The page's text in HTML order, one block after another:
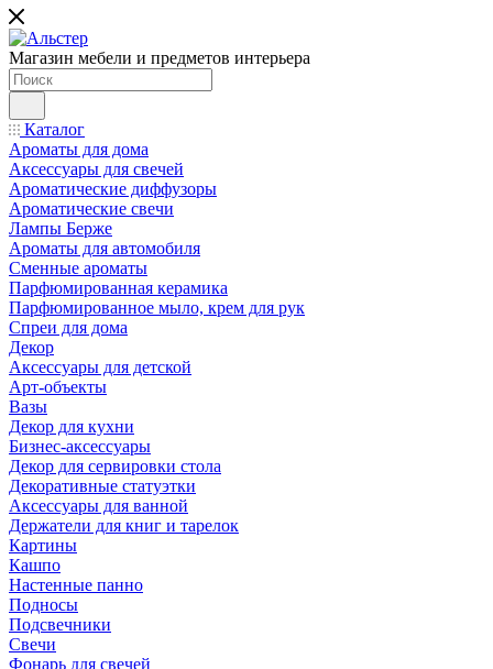
Магазин мебели и предметов интерьера
Каталог
Ароматы для дома
Аксессуары для свечей
Ароматические диффузоры
Ароматические свечи
Лампы Берже
Ароматы для автомобиля
Сменные ароматы
Парфюмированная керамика
Парфюмированное мыло, крем для рук
Спреи для дома
Декор
Аксессуары для детской
Арт-объекты
Вазы
Декор для кухни
Бизнес-аксессуары
Декор для сервировки стола
Декоративные статуэтки
Аксессуары для ванной
Держатели для книг и тарелок
Картины
Кашпо
Настенные панно
Подносы
Подсвечники
Свечи
Фонарь для свечей